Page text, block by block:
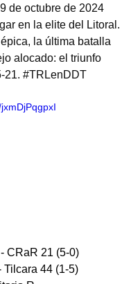
de octubre de 2024
en la elite del Litoral.
la última batalla
alocado: el triunfo
21. #TRLenDDT
CRaR 21 (5-0)
Tilcara 44 (1-5)